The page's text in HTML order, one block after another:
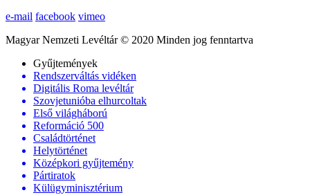
e-mail facebook vimeo
Magyar Nemzeti Levéltár © 2020 Minden jog fenntartva
Gyűjtemények
Rendszerváltás vidéken
Digitális Roma levéltár
Szovjetunióba elhurcoltak
Első világháború
Reformáció 500
Családtörténet
Helytörténet
Középkori gyűjtemény
Pártiratok
Külügyminisztérium